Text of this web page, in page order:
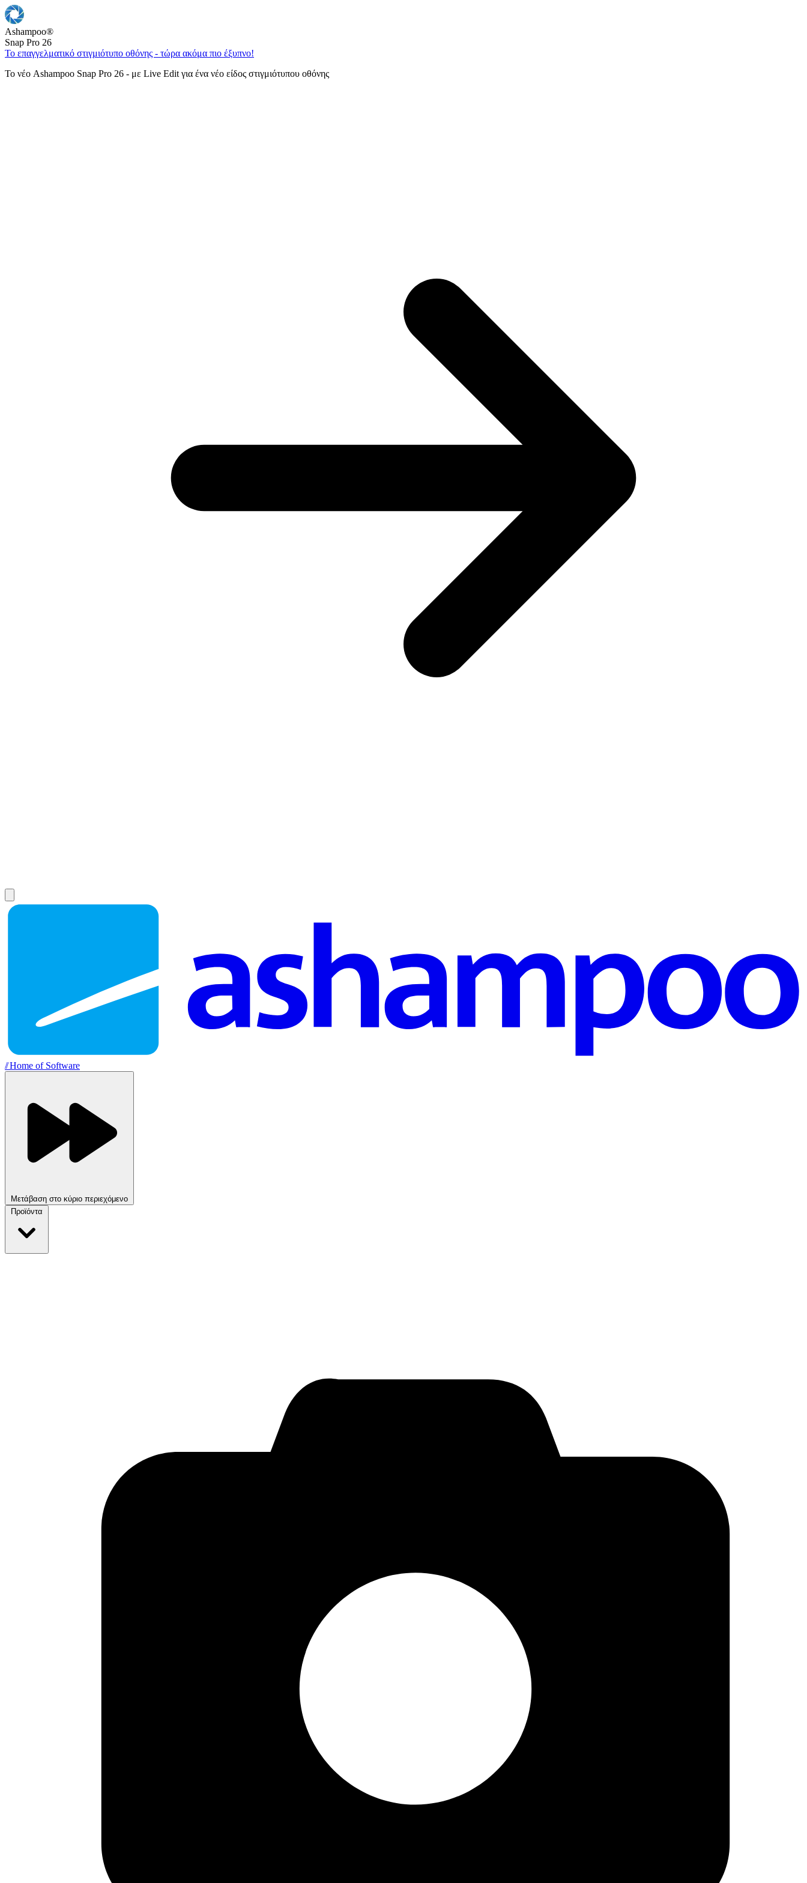
Ashampoo®
Snap Pro 26
Το επαγγελματικό στιγμιότυπο οθόνης - τώρα ακόμα πιο έξυπνο!
Το νέο Ashampoo Snap Pro 26 - με Live Edit για ένα νέο είδος στιγμιότυπου οθόνης
//Home of Software
Μετάβαση στο κύριο περιεχόμενο
Προϊόντα